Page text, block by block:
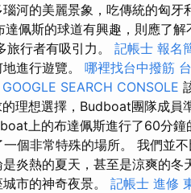
河的美麗景象，吃傳統的匈牙
達佩斯的球道有興趣，則應了
行者有吸引力。 記帳士 報名
進行遊覽。 哪裡找台中撥筋
GOOGLE SEARCH CONSOLE
理想選擇，Budboat團隊成員
上的布達佩斯進行了60分鐘
個非常特殊的場所。 我們並
炎熱的夏天，甚至是涼爽的冬
市的神奇夜景。 記帳士 進修